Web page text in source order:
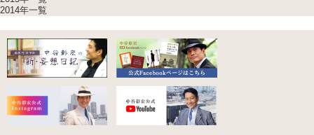
2014年一覧